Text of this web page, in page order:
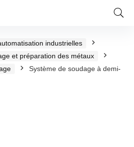
industrielles
et préparation des métaux
Système de soudage à demi-